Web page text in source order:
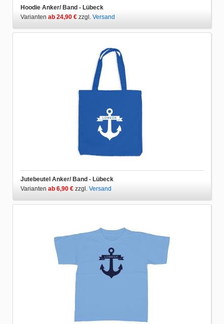
Hoodie Anker/ Band - Lübeck
Varianten ab 24,90 € zzgl. Versand
Jutebeutel Anker/ Band - Lübeck
Varianten ab 6,90 € zzgl. Versand